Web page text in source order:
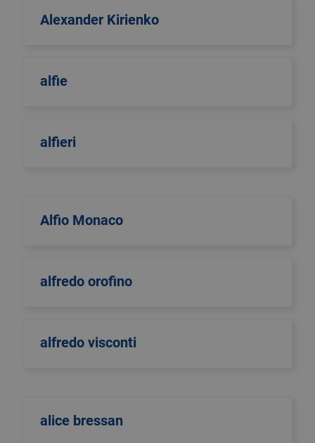
Alexander Kirienko
alfie
alfieri
Alfio Monaco
alfredo orofino
alfredo visconti
alice bressan